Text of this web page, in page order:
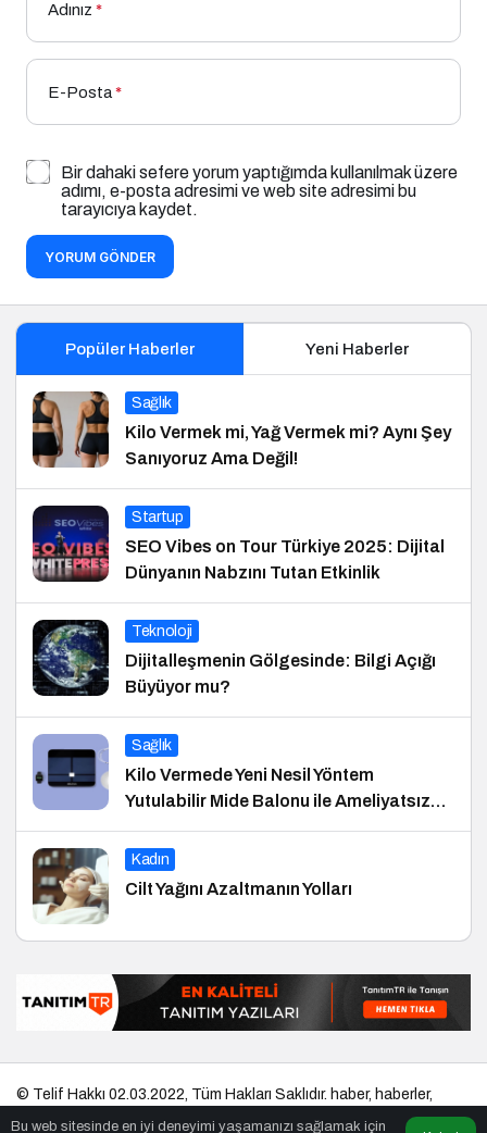
Adınız *
E-Posta*
Bir dahaki sefere yorum yaptığımda kullanılmak üzere
adımı, e-posta adresimi ve web site adresimi bu
tarayıcıya kaydet.
YORUM GÖNDER
Popüler Haberler Yeni Haberler
Sağlık
Kilo Vermek mi, Yağ Vermek mi? Aynı Şey
Sanıyoruz Ama Değil!
Startup
SEO Vibes on Tour Türkiye 2025: Dijital
Dünyanın Nabzını Tutan Etkinlik
Teknoloji
Dijitalleşmenin Gölgesinde: Bilgi Açığı
Büyüyor mu?
Sağlık
Kilo Vermede Yeni Nesil Yöntem
Yutulabilir Mide Balonu ile Ameliyatsız
Konforlu ve Hızlı Bir Çözüm
Kadın
Cilt Yağını Azaltmanın Yolları
Bu web sitesinde en iyi deneyimi yaşamanızı sağlamak için
© Telif Hakkı 02.03.2022, Tüm Hakları Saklıdır. haber, haberler,
eshaber,